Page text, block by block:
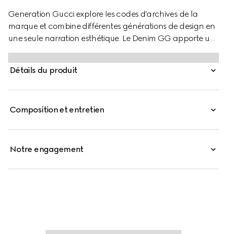
Generation Gucci explore les codes d'archives de la
marque et combine différentes générations de design en
une seule narration esthétique. Le Denim GG apporte une
touche signature aux petits articles en cuir polyvalents,
comme ce portefeuille orné d'une plaque logo.
Détails du produit
Composition et entretien
Notre engagement